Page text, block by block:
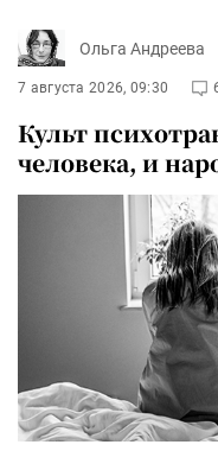
Ольга Андреева
7 августа 2026, 09:30
Культ
человека, и